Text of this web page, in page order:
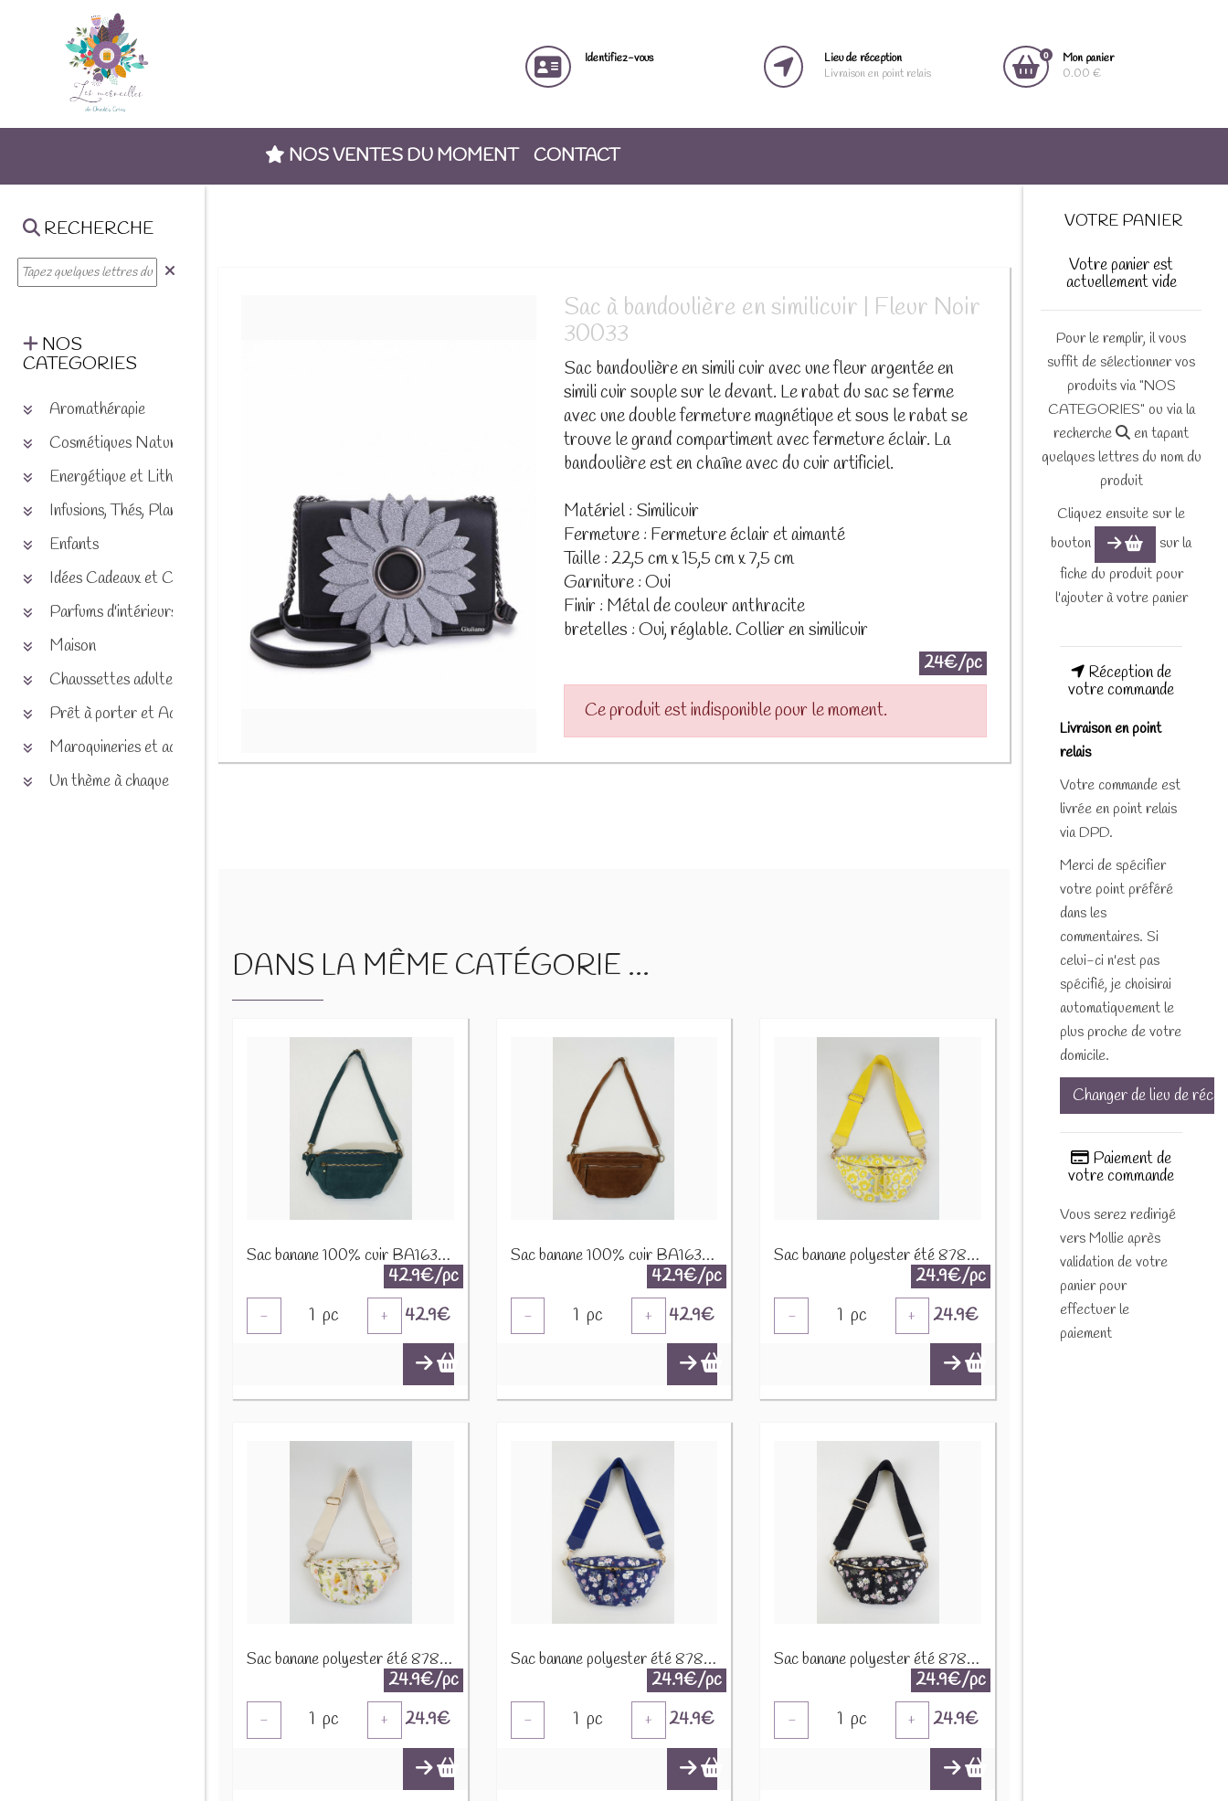
Identifiez-vous
Lieu de réception
Livraison en point relais
0
Mon panier
0.00 €
NOS VENTES DU MOMENT CONTACT
RECHERCHE
NOS
CATEGORIES
Aromathérapie
Cosmétiques Naturels
Energétique et Lithothérapie
Infusions, Thés, Plantes et produits naturels
Enfants
Idées Cadeaux et Chèques
Parfums d'intérieurs
Maison
Chaussettes adultes et enfants
Prêt à porter et Accessoires
Maroquineries et accessoires
Un thème à chaque saison
Sac à bandoulière en similicuir | Fleur Noir
30033
Sac bandoulière en simili cuir avec une fleur argentée en
simili cuir souple sur le devant. Le rabat du sac se ferme
avec une double fermeture magnétique et sous le rabat se
trouve le grand compartiment avec fermeture éclair. La
bandoulière est en chaîne avec du cuir artificiel.
Matériel : Similicuir
Fermeture : Fermeture éclair et aimanté
Taille : 22,5 cm x 15,5 cm x 7,5 cm
Garniture : Oui
Finir : Métal de couleur anthracite
bretelles : Oui, réglable. Collier en similicuir
24€/pc
Ce produit est indisponible pour le moment.
DANS LA MÊME CATÉGORIE ...
Sac banane 100% cuir BA163Da Bleu canard
42.9€/pc
- 1 pc + 42.9€
Sac banane 100% cuir BA163Da Cognac
42.9€/pc
- 1 pc + 42.9€
Sac banane polyester été 87808 Jaune citron
24.9€/pc
- 1 pc + 24.9€
Sac banane polyester été 87808 Jaune soleil
24.9€/pc
- 1 pc + 24.9€
Sac banane polyester été 87808 Marine
24.9€/pc
- 1 pc + 24.9€
Sac banane polyester été 87808 Noir
24.9€/pc
- 1 pc + 24.9€
VOTRE PANIER
Votre panier est
actuellement vide
Pour le remplir, il vous
suffit de sélectionner vos
produits via "NOS
CATEGORIES" ou via la
recherche
en tapant
quelques lettres du nom du
produit
Cliquez ensuite sur le
bouton
sur la
fiche du produit pour
l'ajouter à votre panier
Réception de
votre commande
Livraison en point
relais
Votre commande est
livrée en point relais
via DPD.
Merci de spécifier
votre point préféré
dans les
commentaires. Si
celui-ci n'est pas
spécifié, je choisirai
automatiquement le
plus proche de votre
domicile.
Changer de lieu de
Paiement de
votre commande
Vous serez redirigé
vers Mollie après
validation de votre
panier pour
effectuer le
paiement